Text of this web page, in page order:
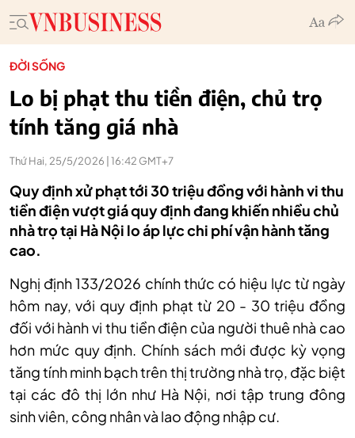
ĐỜI SỐNG
Lo bị phạt thu tiền điện, chủ trọ
tính tăng giá nhà
Thứ Hai, 25/5/2026 | 16:42 GMT+7
Quy định xử phạt tới 30 triệu đồng với hành vi thu
tiền điện vượt giá quy định đang khiến nhiều chủ
nhà trọ tại Hà Nội lo áp lực chi phí vận hành tăng
cao.
Nghị định 133/2026 chính thức có hiệu lực từ ngày
hôm nay, với quy định phạt từ 20 - 30 triệu đồng
đối với hành vi thu tiền điện của người thuê nhà cao
hơn mức quy định. Chính sách mới được kỳ vọng
tăng tính minh bạch trên thị trường nhà trọ, đặc biệt
tại các đô thị lớn như Hà Nội, nơi tập trung đông
sinh viên, công nhân và lao động nhập cư.